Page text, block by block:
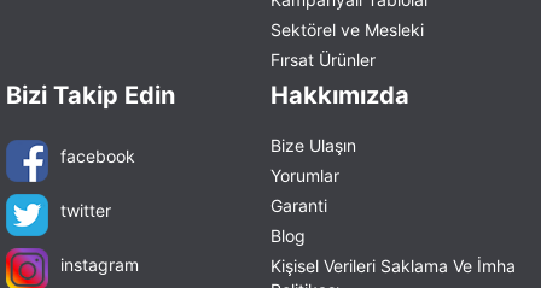
Sektörel ve Mesleki
Fırsat Ürünler
Bizi Takip Edin
facebook
twitter
instagram
Hakkımızda
Bize Ulaşın
Yorumlar
Garanti
Blog
Kişisel Verileri Saklama Ve İmha